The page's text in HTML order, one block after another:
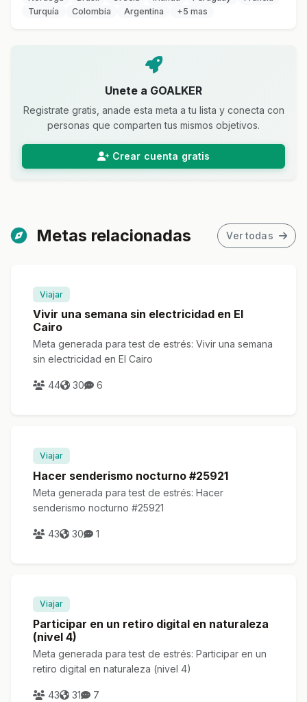
Turquía
Colombia Argentina +5 mas
Unete a GOALKER
Registrate gratis, anade esta meta a tu lista y conecta con
personas que comparten tus mismos objetivos.
Crear cuenta gratis
Metas relacionadas Ver todas
Viajar
Vivir una semana sin electricidad en El
Cairo
Meta generada para test de estrés: Vivir una semana
sin electricidad en El Cairo
44 30 6
Viajar
Hacer senderismo nocturno #25921
Meta generada para test de estrés: Hacer
senderismo nocturno #25921
43 30 1
Viajar
Participar en un retiro digital en naturaleza
(nivel 4)
Meta generada para test de estrés: Participar en un
retiro digital en naturaleza (nivel 4)
43 31 7